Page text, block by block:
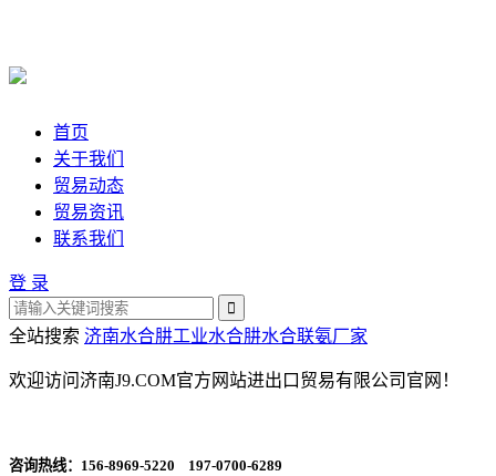
首页
关于我们
贸易动态
贸易资讯
联系我们
登 录
全站搜索 济南水合肼工业水合肼水合联氨厂家
欢迎访问济南J9.COM官方网站进出口贸易有限公司官网！
咨询热线： 156-8969-5220 197-0700-6289